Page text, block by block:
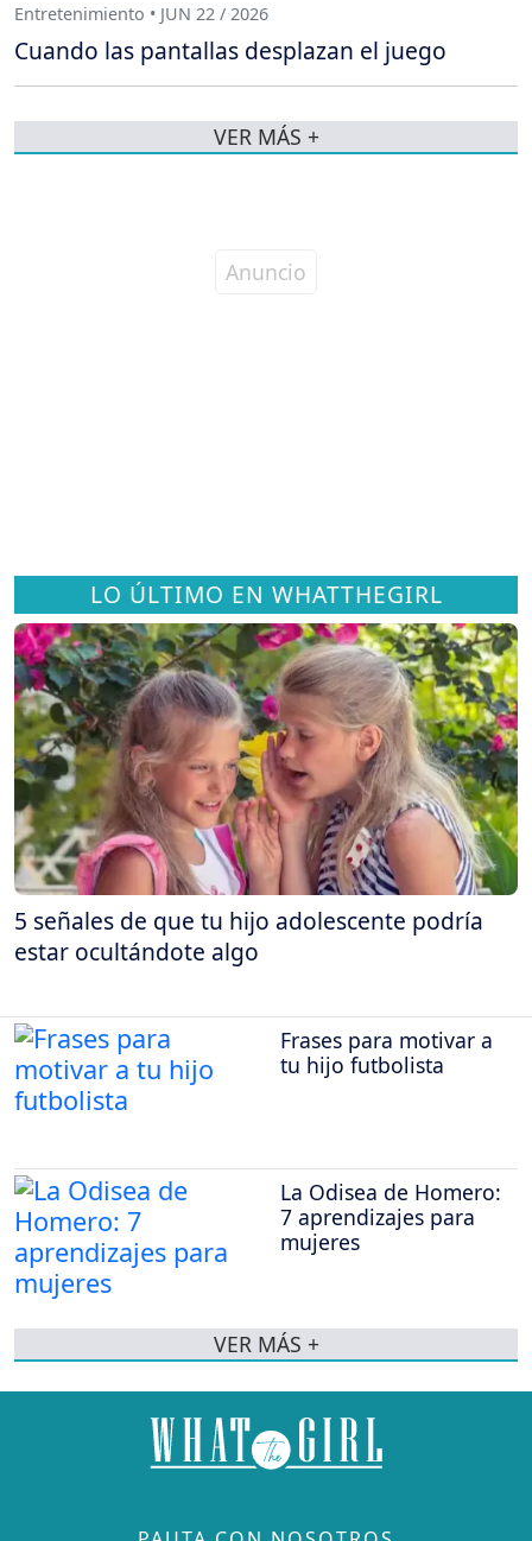
LO ÚLTIMO EN WHATTHEGIRL
5 señales de que tu hijo adolescente podría
estar ocultándote algo
Frases para motivar a
tu hijo futbolista
La Odisea de Homero:
7 aprendizajes para
mujeres
VER MÁS +
Entretenimiento • JUN 22 / 2026
Cuando las pantallas desplazan el juego
VER MÁS +